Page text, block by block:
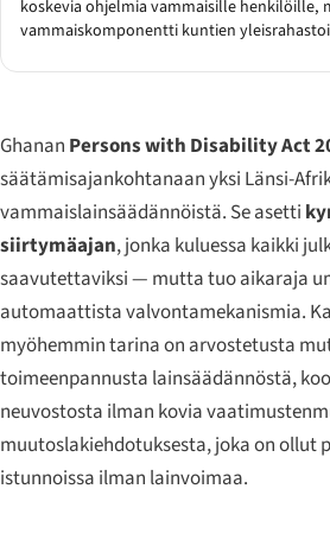
koskevia ohjelmia vammaisille henkilöille,
vammaiskomponentti kuntien
Ghanan Persons with Disability Act
säätämisajankohtanaan yksi Länsi-
vammaislainsäädännöistä. Se asetti
siirtymäajan, jonka kuluessa kaikki
saavutettaviksi — mutta tuo aikaraja
automaattista valvontamekanismia.
myöhemmin tarina on arvostetusta
toimeenpannusta lainsäädännöstä,
neuvostosta ilman kovia
muutoslakiehdotuksesta, joka on ollut
istunnoissa ilman lainvoimaa.